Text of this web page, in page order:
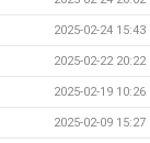
2025-02-24 15:43
2025-02-22 20:22
2025-02-19 10:26
2025-02-09 15:27